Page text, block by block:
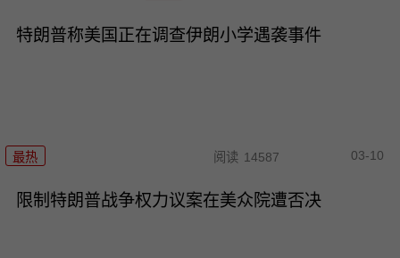
特朗普称美国正在调查伊朗小学遇袭事件
最热 阅读 14587 03-10
限制特朗普战争权力议案在美众院遭否决